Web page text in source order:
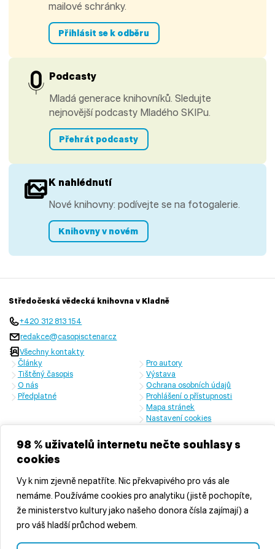
98 % uživatelů internetu nečte souhlasy s
cookies
Vy k nim zjevně nepatříte. Nic překvapivého pro vás ale
nemáme. Používáme cookies pro analytiku (jistě pochopíte,
že ministerstvo kultury jako našeho donora čísla zajímají) a
pro váš hladší průchod webem.
mailové schránky.
Přihlásit se k odběru
Podcasty
Mladá generace knihovníků. Sledujte
nejnovější podcasty Mladého SKIPu.
Přehrát podcasty
K nahlédnutí
Nové knihovny: podívejte se na fotogalerie.
Knihovny v novém
Středočeská vědecká knihovna v Kladně
+420 312 813 154
redakce@casopisctenar.cz
Všechny kontakty
Články
Tištěný časopis
O nás
Předplatné
Pro autory
Výstava
Ochrana osobních údajů
Prohlášení o přístupnosti
Mapa stránek
Nastavení cookies
České republiky a Středočeského kraje